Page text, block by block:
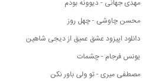
مهدی جهانی - دیوونه بودم
محسن چاوشی - چهل روز
دانلود اپیزود عشق عمیق از دیجی شاهین
یونس فرجام - چشمات
مصطفی میری - تو ولی باور نکن